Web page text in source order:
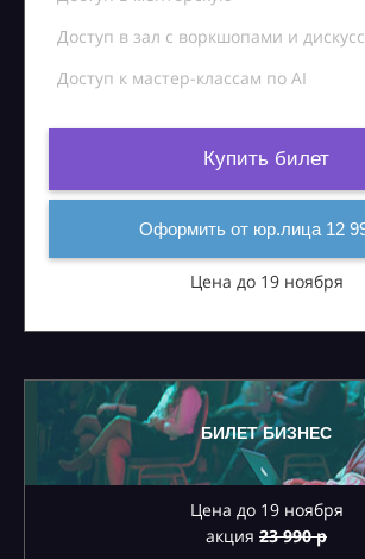
Доступ в зал с воркшопами и
Доступ к мастер-классам по AI
Купить билет
Оформить от юр.лица 12
Цена до 19 ноября
БИЛЕТ БИЗНЕС
Цена до 19 ноября
акция 23990 р